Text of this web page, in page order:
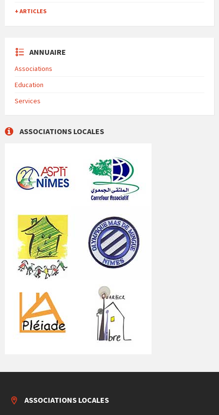
+ ARTICLES
ANNUAIRE
Associations
Education
Services
ASSOCIATIONS LOCALES
ASSOCIATIONS LOCALES